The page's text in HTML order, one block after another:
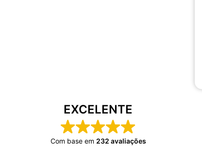
EXCELENTE
Com base em 232 avaliações